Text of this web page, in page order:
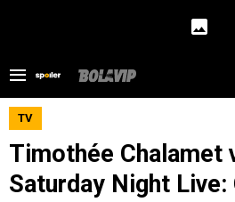
TV
Timothée Chalamet
Saturday Night Live: